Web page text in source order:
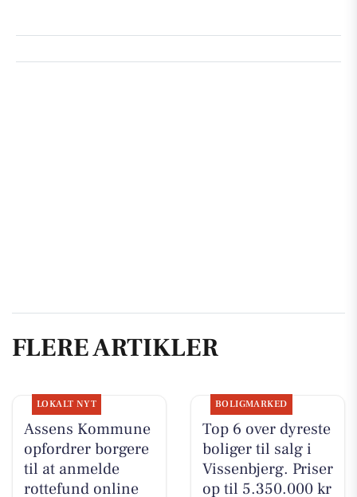
FLERE ARTIKLER
LOKALT NYT
Assens Kommune
opfordrer borgere
til at anmelde
rottefund online
BOLIGMARKED
Top 6 over dyreste
boliger til salg i
Vissenbjerg. Priser
op til 5.350.000 kr